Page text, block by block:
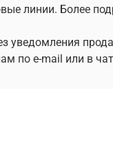
линии. Более
уведомления
по e-mail или в